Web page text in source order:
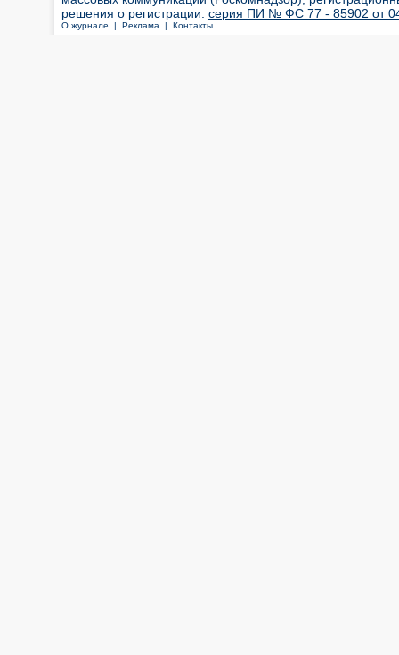
решения о регистрации: серия ПИ № ФС 77 - 85902 от 04
О журнале | Реклама | Контакты